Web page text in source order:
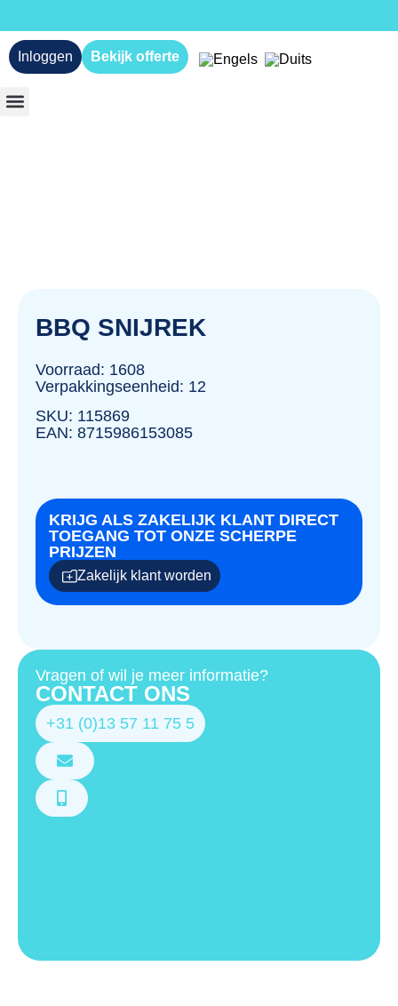
Inloggen Bekijk offerte
BBQ SNIJREK
Voorraad: 1608
Verpakkingseenheid: 12
SKU: 115869
EAN: 8715986153085
KRIJG ALS ZAKELIJK KLANT DIRECT
TOEGANG TOT ONZE SCHERPE
PRIJZEN
Zakelijk klant worden
Vragen of wil je meer informatie?
CONTACT ONS
+31 (0)13 57 11 75 5